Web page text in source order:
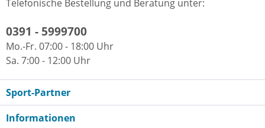
Telefonische Bestellung und Beratung unter:
0391 - 5999700
Mo.-Fr. 07:00 - 18:00 Uhr
Sa. 7:00 - 12:00 Uhr
Sport-Partner
Informationen